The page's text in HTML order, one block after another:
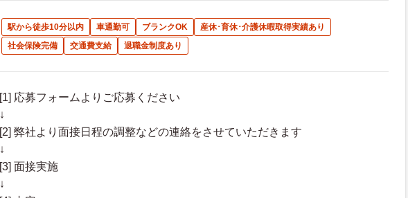
駅から徒歩10分以内 車通勤可 ブランクOK
産休･育休･介護休暇取得実績あり
社会保険完備
交通費支給 退職金制度あり
[1] 応募フォームよりご応募ください
↓
[2] 弊社より面接日程の調整などの連絡をさせていただきます
↓
[3] 面接実施
↓